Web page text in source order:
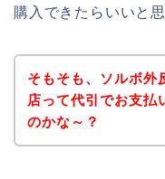
購入できたらいいと
そもそも、ソルボ外
店って代引でお支払
のかな～？